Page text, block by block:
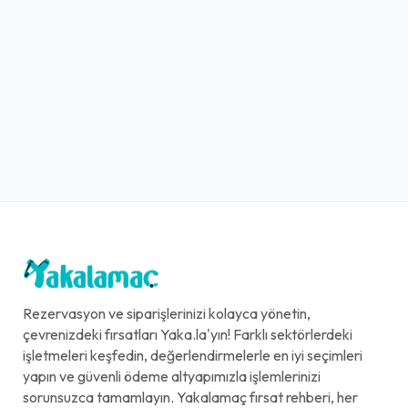
Rezervasyon ve siparişlerinizi kolayca yönetin,
çevrenizdeki fırsatları Yaka.la'yın! Farklı sektörlerdeki
işletmeleri keşfedin, değerlendirmelerle en iyi seçimleri
yapın ve güvenli ödeme altyapımızla işlemlerinizi
sorunsuzca tamamlayın. Yakalamaç fırsat rehberi, her